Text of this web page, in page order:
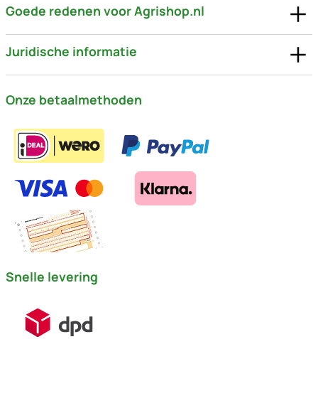
Goede redenen voor Agrishop.nl
Juridische informatie
Onze betaalmethoden
Snelle levering